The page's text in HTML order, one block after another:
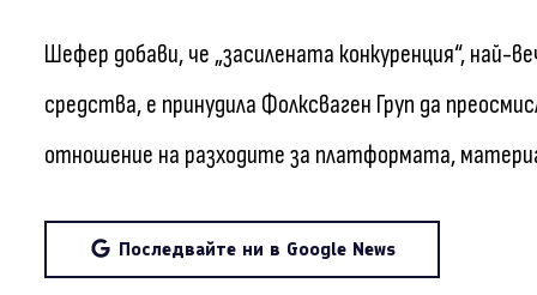
Шефер добави, че „засилената конкуренция“, най-
средства, е принудила Фолксваген Груп да
отношение на разходите за платформата,
Последвайте ни в Google News